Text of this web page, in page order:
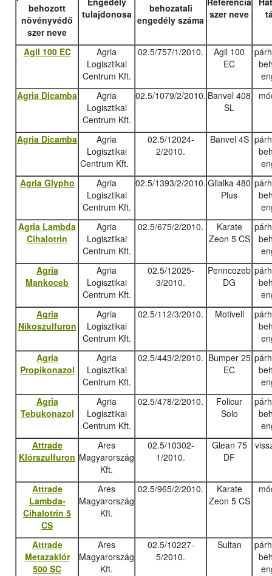
behozott
növényvédő
szer neve
tulajdonosa
behozatali
engedély száma szer neve
Agil 100 EC
Agria
Logisztikai
Centrum Kft.
02.5/757/1/2010.
Agil 100
EC
Agria Dicamba
Agria
Logisztikai
Centrum Kft.
02.5/1079/2/2010. Banvel 408
SL
Agria Dicamba
Agria
Logisztikai
Centrum Kft.
02.5/12024-
2/2010.
Banvel 4S
Agria Glypho
Agria
Logisztikai
Centrum Kft.
02.5/1393/2/2010. Glialka 480
Plus
Agria Lambda
Cihalotrin
Agria
Logisztikai
Centrum Kft.
02.5/675/2/2010.
Karate
Zeon 5 CS
Agria
Mankoceb
Agria
Logisztikai
Centrum Kft.
02.5/12025-
3/2010.
Penncozeb
DG
Agria
Nikoszulfuron
Agria
Logisztikai
Centrum Kft.
02.5/112/3/2010. Motivell
Agria
Propikonazol
Agria
Logisztikai
Centrum Kft.
02.5/443/2/2010. Bumper 25
EC
Agria
Tebukonazol
Agria
Logisztikai
Centrum Kft.
02.5/478/2/2010.
Folicur
Solo
Attrade
Klórszulfuron
Ares
Magyarország
Kft.
02.5/10302-
1/2010.
Glean 75
DF
Attrade
Lambda-
Cihalotrin 5
CS
Ares
Magyarország
Kft.
02.5/965/2/2010.
Karate
Zeon 5 CS
Attrade
Metazaklór
500 SC
Ares
Magyarország
Kft.
02.5/10227-
5/2010.
Sultan